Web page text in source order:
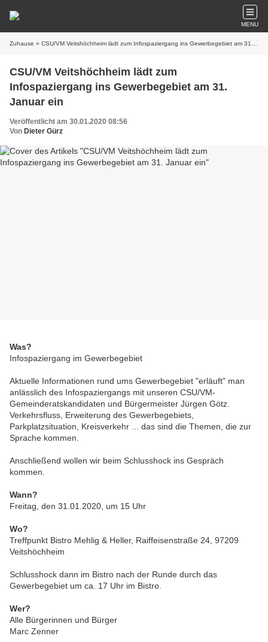
MENU
Zuhause » CSU/VM Veitshöchheim lädt zum Infospaziergang ins Gewerbegebiet am 31. Januar ein
CSU/VM Veitshöchheim lädt zum
Infospaziergang ins Gewerbegebiet am 31.
Januar ein
Veröffentlicht am 30.01.2020 08:56
Von Dieter Gürz
Was?
Infospaziergang im Gewerbegebiet
Aktuelle Informationen rund ums Gewerbegebiet "erläuft" man
anlässlich des Infospaziergangs mit unseren CSU/VM-
Gemeinderatskandidaten und Bürgermeister Jürgen Götz.
Verkehrsfluss, Erweiterung des Gewerbegebiets,
Parkplatzsituation, Kreisverkehr ... das sind die Themen, die zur
Sprache kommen.
Anschließend wollen wir beim Schlusshock ins Gespräch
kommen.
Wann?
Freitag, den 31.01.2020, um 15 Uhr
Wo?
Treffpunkt Bistro Mehlig & Heller, Raiffeisenstraße 24, 97209
Veitshöchheim
Schlusshock dann im Bistro nach der Runde durch das
Gewerbegebiet um ca. 17 Uhr im Bistro.
Wer?
Alle Bürgerinnen und Bürger
Marc Zenner